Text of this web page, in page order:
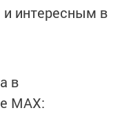
интересным в
в
MАХ: